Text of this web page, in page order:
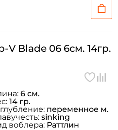
V Blade 06 6см. 14гр.
6 см.
14 гр.
переменное м.
sinking
воблера: Раттлин